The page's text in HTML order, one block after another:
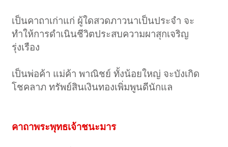
เป็นคาถาเก่าแก่ ผู้ใดสวดภาวนาเป็นประจำ จะ
ทำให้การดำเนินชีวิตประสบความผาสุกเจริญ
รุ่งเรือง
เป็นพ่อค้า แม่ค้า พาณิชย์ ทั้งน้อยใหญ่ จะบังเกิด
โชคลาภ ทรัพย์สินเงินทองเพิ่มพูนดีนักแล
คาถาพระพุทธเจ้าชนะมาร